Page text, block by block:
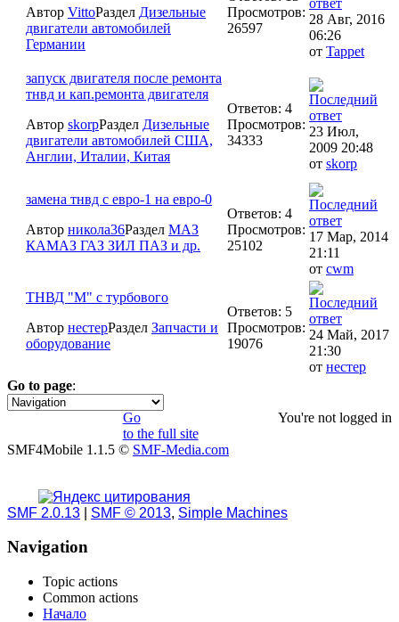
Автор VittoРаздел Дизельные
двигатели автомобилей
Германии
Просмотров:
26597
28 Авг, 2016
06:26
от Tappet
запуск двигателя после ремонта
тнвд и кап.ремонта двигателя
Автор skorpРаздел Дизельные
двигатели автомобилей США,
Англии, Италии, Китая
Ответов: 4
Просмотров:
34333
23 Июл,
2009 20:48
от skorp
замена тнвд с евро-1 на евро-0
Автор никола36Раздел МАЗ
КАМАЗ ГАЗ ЗИЛ ПАЗ и др.
Ответов: 4
Просмотров:
25102
17 Мар, 2014
21:11
от cwm
ТНВД "М" с турбового
Автор нестерРаздел Запчасти и
оборудование
Ответов: 5
Просмотров:
19076
24 Май, 2017
21:30
от нестер
Go to page:
1
You're not logged in
Go
to the full site
SMF4Mobile 1.1.5 © SMF-Media.com
SMF 2.0.13 SMF © 2013, Simple Machines
Navigation
Topic actions
Common actions
Начало